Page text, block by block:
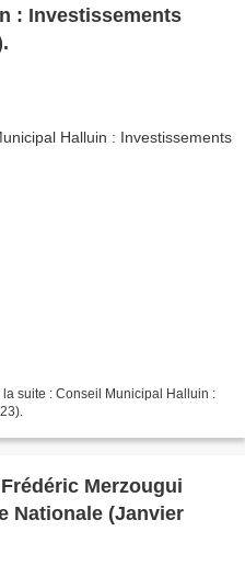
: Investissements
suite : Conseil Municipal Halluin :
Merzougui
Nationale (Janvier